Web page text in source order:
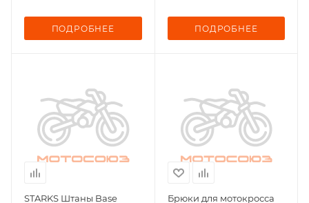
ПОДРОБНЕЕ ПОДРОБНЕЕ
STARKS Штаны Base
Брюки для мотокросса